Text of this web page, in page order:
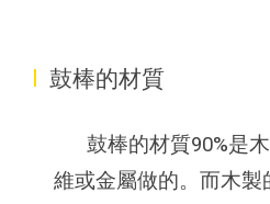
I鼓棒的材質
鼓棒的材質90%是
維或金屬做的。而木